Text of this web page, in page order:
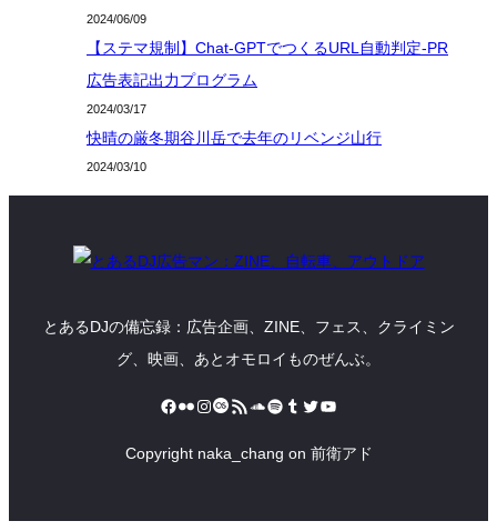
2024/06/09
【ステマ規制】Chat-GPTでつくるURL自動判定-PR
広告表記出力プログラム
2024/03/17
快晴の厳冬期谷川岳で去年のリベンジ山行
2024/03/10
とあるDJの備忘録：広告企画、ZINE、フェス、クライミン
グ、映画、あとオモロイものぜんぶ。
Facebook
FlickrInstagram
Last.fm
RSS フィードSoundCloud
Spotify
Tumblr
Twitter
YouTube
Copyright naka_chang on 前衛アド